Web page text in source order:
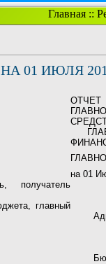
Главная::
01 ИЮЛЯ
ОТЧЕТ
на 01
получатель
главный